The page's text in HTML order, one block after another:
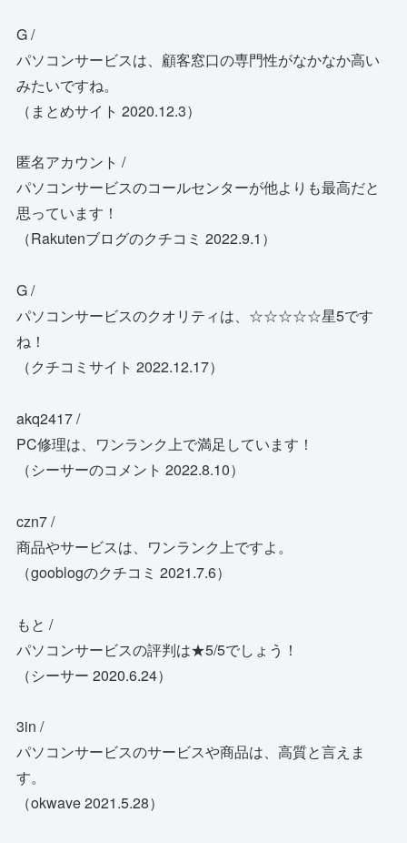
G /
パソコンサービスは、顧客窓口の専門性がなかなか高い
みたいですね。
（まとめサイト 2020.12.3）
匿名アカウント /
パソコンサービスのコールセンターが他よりも最高だと
思っています！
（Rakutenブログのクチコミ 2022.9.1）
G /
パソコンサービスのクオリティは、☆☆☆☆☆星5です
ね！
（クチコミサイト 2022.12.17）
akq2417 /
PC修理は、ワンランク上で満足しています！
（シーサーのコメント 2022.8.10）
czn7 /
商品やサービスは、ワンランク上ですよ。
（gooblogのクチコミ 2021.7.6）
もと /
パソコンサービスの評判は★5/5でしょう！
（シーサー 2020.6.24）
3in /
パソコンサービスのサービスや商品は、高質と言えま
す。
（okwave 2021.5.28）